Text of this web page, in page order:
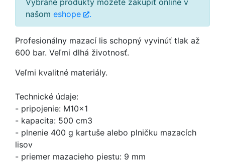
našom eshope .
Profesionálny mazací lis schopný vyvinúť tlak až
600 bar. Veľmi dlhá životnosť.
Veľmi kvalitné materiály.
Technické údaje:
- pripojenie: M10x1
- kapacita: 500 cm3
- plnenie 400 g kartuše alebo plničku mazacích
lisov
- priemer mazacieho piestu: 9 mm